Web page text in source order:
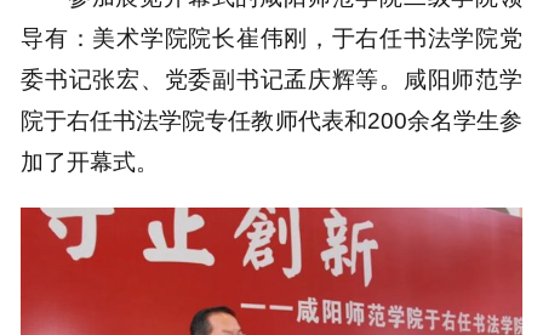
导有：美术学院院长崔伟刚，于右任书法学院党
委书记张宏、党委副书记孟庆辉等。咸阳师范学
院于右任书法学院专任教师代表和200余名学生参
加了开幕式。